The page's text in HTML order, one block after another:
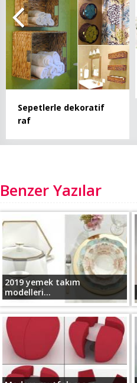
Sepetlerle dekoratif
raf
Benzer Yazılar
2019 yemek takım
modelleri...